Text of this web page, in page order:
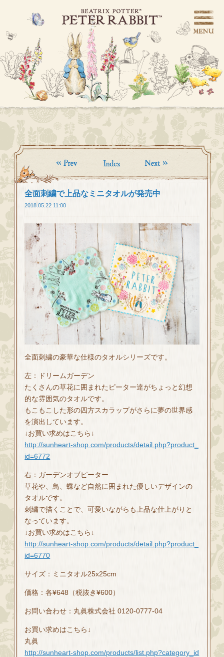
全面刺繍で上品なミニタオルが発売中
2018.05.22 11:00
全面刺繍の豪華な仕様のタオルシリーズです。
左：ドリームガーデン
たくさんの草花に囲まれたピーター達がちょっと幻想
的な雰囲気のタオルです。
もこもこした形の四方スカラップがさらに夢の世界感
を演出しています。
↓お買い求めはこちら↓
http://sunheart-shop.com/products/detail.php?product_
id=6772
右：ガーデンオブピーター
草花や、鳥、蝶など自然に囲まれた優しいデザインの
タオルです。
刺繍で描くことで、可愛いながらも上品な仕上がりと
なっています。
↓お買い求めはこちら↓
http://sunheart-shop.com/products/detail.php?product_
id=6770
サイズ：ミニタオル25x25cm
価格：各¥648（税抜き¥600）
お問い合わせ：丸眞株式会社 0120-0777-04
お買い求めはこちら↓
丸眞
http://sunheart-shop.com/products/list.php?category_id